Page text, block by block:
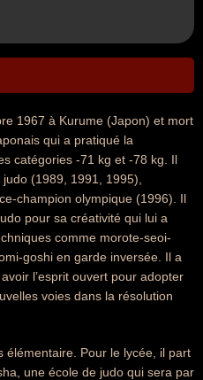
1967 à Kurume (Japon) et mort
qui a pratiqué la
catégories -71 kg et -78 kg. Il
(1989, 1991, 1995),
champion olympique (1996). Il
pour sa créativité qui lui a
comme morote-seoi-
goshi en garde inversée. Il a
l’esprit ouvert pour adopter
voies dans la résolution
élémentaire. Pour le lycée, il part
une école de judo qui sera par